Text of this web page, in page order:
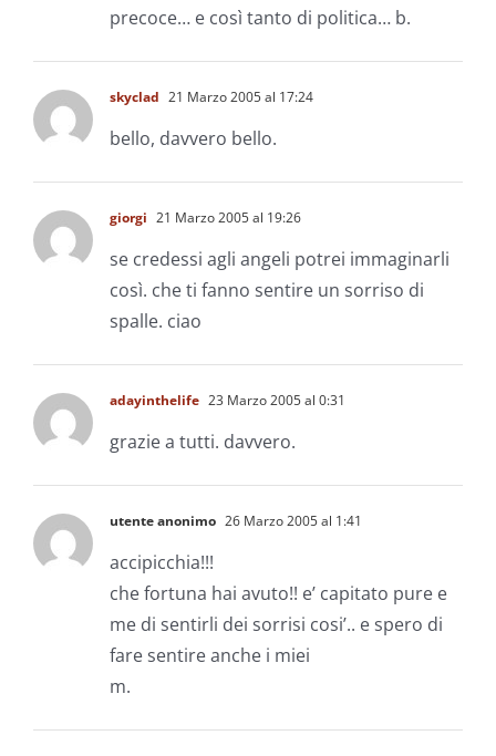
precoce… e così tanto di politica… b.
skyclad 21 Marzo 2005 al 17:24
bello, davvero bello.
giorgi 21 Marzo 2005 al 19:26
se credessi agli angeli potrei immaginarli
così. che ti fanno sentire un sorriso di
spalle. ciao
adayinthelife 23 Marzo 2005 al 0:31
grazie a tutti. davvero.
utente anonimo 26 Marzo 2005 al 1:41
accipicchia!!!
che fortuna hai avuto!! e’ capitato pure e
me di sentirli dei sorrisi cosi’.. e spero di
fare sentire anche i miei
m.